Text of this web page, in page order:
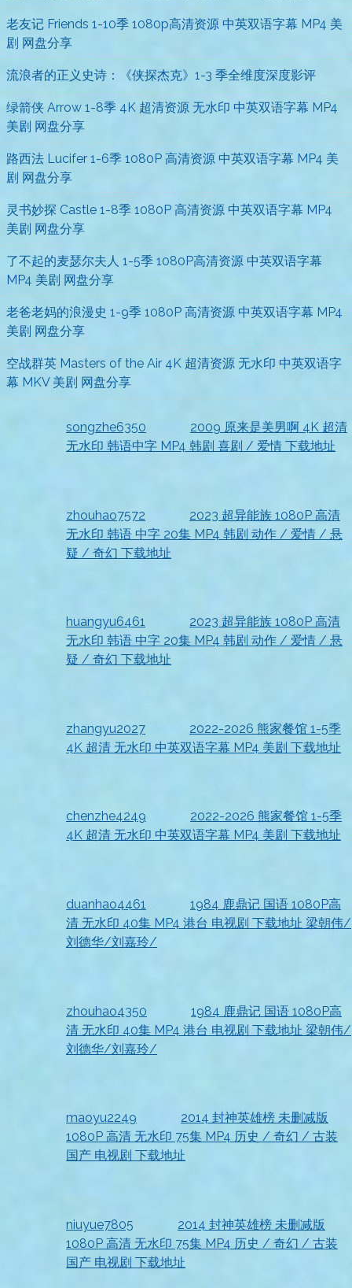
老友记 Friends 1-10季 1080p高清资源 中英双语字幕 MP4 美
剧 网盘分享
流浪者的正义史诗：《侠探杰克》1-3 季全维度深度影评
绿箭侠 Arrow 1-8季 4K 超清资源 无水印 中英双语字幕 MP4
美剧 网盘分享
路西法 Lucifer 1-6季 1080P 高清资源 中英双语字幕 MP4 美
剧 网盘分享
灵书妙探 Castle 1-8季 1080P 高清资源 中英双语字幕 MP4
美剧 网盘分享
了不起的麦瑟尔夫人 1-5季 1080P高清资源 中英双语字幕
MP4 美剧 网盘分享
老爸老妈的浪漫史 1-9季 1080P 高清资源 中英双语字幕 MP4
美剧 网盘分享
空战群英 Masters of the Air 4K 超清资源 无水印 中英双语字
幕 MKV 美剧 网盘分享
songzhe6350
2009 原来是美男啊 4K 超清
无水印 韩语中字 MP4 韩剧 喜剧 / 爱情 下载地址
zhouhao7572
2023 超异能族 1080P 高清
无水印 韩语 中字 20集 MP4 韩剧 动作 / 爱情 / 悬
疑 / 奇幻 下载地址
huangyu6461
2023 超异能族 1080P 高清
无水印 韩语 中字 20集 MP4 韩剧 动作 / 爱情 / 悬
疑 / 奇幻 下载地址
zhangyu2027
2022-2026 熊家餐馆 1-5季
4K 超清 无水印 中英双语字幕 MP4 美剧 下载地址
chenzhe4249
2022-2026 熊家餐馆 1-5季
4K 超清 无水印 中英双语字幕 MP4 美剧 下载地址
duanhao4461
1984 鹿鼎记 国语 1080P高
清 无水印 40集 MP4 港台 电视剧 下载地址 梁朝伟/
刘德华/刘嘉玲/
zhouhao4350
1984 鹿鼎记 国语 1080P高
清 无水印 40集 MP4 港台 电视剧 下载地址 梁朝伟/
刘德华/刘嘉玲/
maoyu2249
2014 封神英雄榜 未删减版
1080P 高清 无水印 75集 MP4 历史 / 奇幻 / 古装
国产 电视剧 下载地址
niuyue7805
2014 封神英雄榜 未删减版
1080P 高清 无水印 75集 MP4 历史 / 奇幻 / 古装
国产 电视剧 下载地址